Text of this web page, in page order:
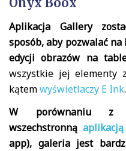
Aplikacja Gallery
sposób, aby pozwalać
edycji obrazów na
wszystkie jej elementy
kątemwyświetlaczy E Ink.
W porównaniu z
wszechstronną
app), galeria jest